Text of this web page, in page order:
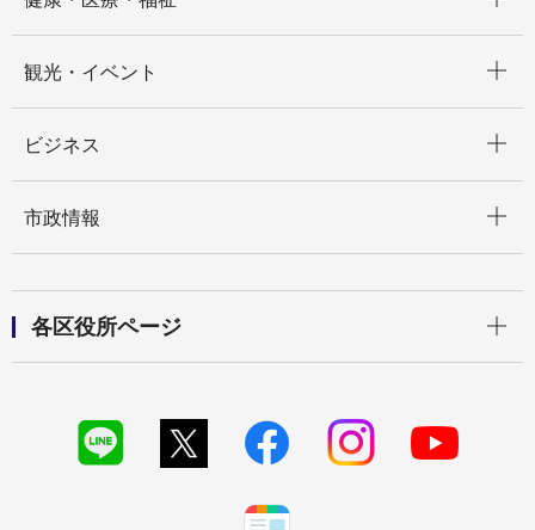
観光・イベント
ビジネス
市政情報
各区役所ページ